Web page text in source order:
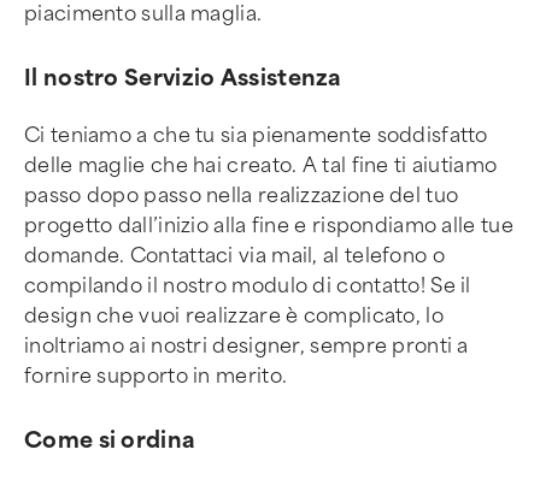
piacimento sulla maglia.
Il nostro Servizio Assistenza
Ci teniamo a che tu sia pienamente soddisfatto
delle maglie che hai creato. A tal fine ti aiutiamo
passo dopo passo nella realizzazione del tuo
progetto dall’inizio alla fine e rispondiamo alle tue
domande. Contattaci via mail, al telefono o
compilando il nostro modulo di contatto! Se il
design che vuoi realizzare è complicato, lo
inoltriamo ai nostri designer, sempre pronti a
fornire supporto in merito.
Come si ordina